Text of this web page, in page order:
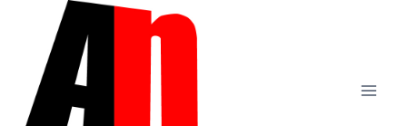
Doorgaan
inhoud